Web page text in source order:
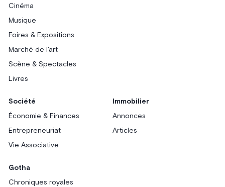
Cinéma
Musique
Foires & Expositions
Marché de l'art
Scène & Spectacles
Livres
Société
Économie & Finances
Entrepreneuriat
Vie Associative
Immobilier
Annonces
Articles
Gotha
Chroniques royales